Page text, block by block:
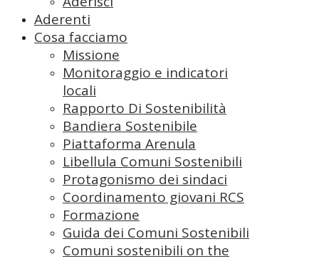
Aderenti
Cosa facciamo
Missione
Monitoraggio e indicatori
locali
Rapporto Di Sostenibilità
Bandiera Sostenibile
Piattaforma Arenula
Libellula Comuni Sostenibili
Protagonismo dei sindaci
Coordinamento giovani RCS
Formazione
Guida dei Comuni Sostenibili
Comuni sostenibili on the